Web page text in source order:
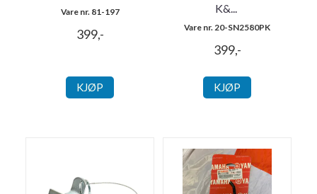
Vare nr. 81-197
399,-
KJØP
K&...
Vare nr. 20-SN2580PK
399,-
KJØP